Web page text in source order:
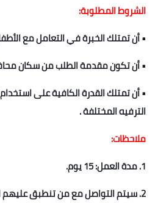
الشروط المطلوبة:
• أن تمتلك الخبرة في التعامل مع
• أن تكون مقدمة الطلب من سكان
• أن تمتلك القدرة الكافية على
الترفيه المختلفة .
ملاحظات:
1. مدة العمل: 15 يوم.
2. سيتم التواصل مع من تنطبق عليهم الشروط وإجراء مقابلات.